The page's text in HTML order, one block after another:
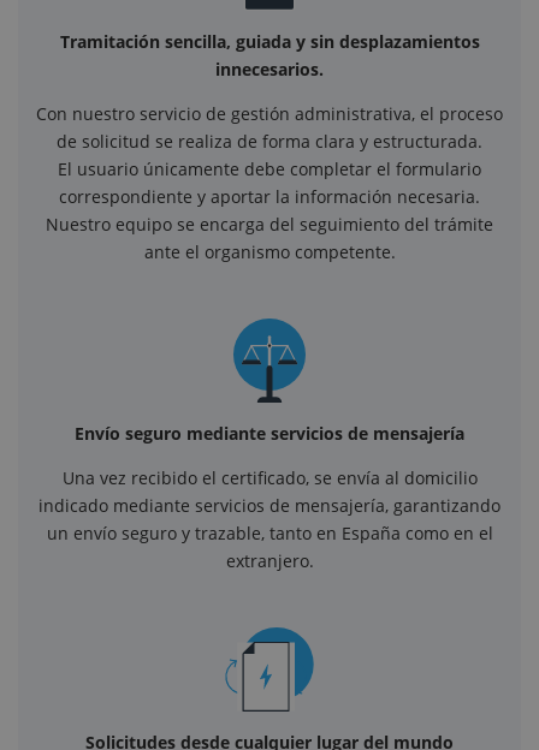
Tramitación sencilla, guiada y sin desplazamientos
innecesarios.
Con nuestro servicio de gestión administrativa, el proceso
de solicitud se realiza de forma clara y estructurada.
El usuario únicamente debe completar el formulario
correspondiente y aportar la información necesaria.
Nuestro equipo se encarga del seguimiento del trámite
ante el organismo competente.
Envío seguro mediante servicios de mensajería
Una vez recibido el certificado, se envía al domicilio
indicado mediante servicios de mensajería, garantizando
un envío seguro y trazable, tanto en España como en el
extranjero.
Solicitudes desde cualquier lugar del mundo